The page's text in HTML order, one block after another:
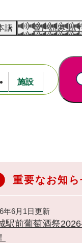
語 音声読み上げ
施設
重要なお知ら
年6月1日更新
駅前葡萄酒祭